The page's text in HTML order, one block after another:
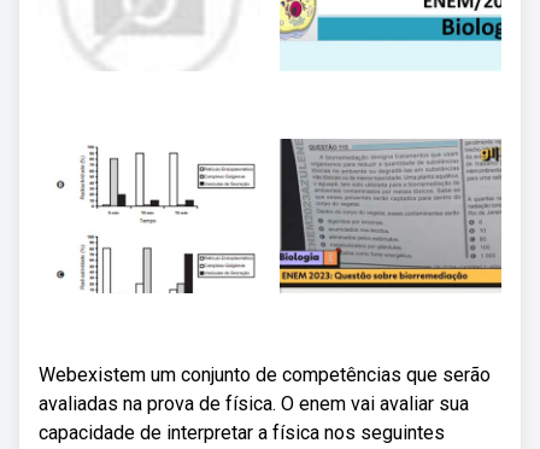
Webexistem um conjunto de competências que serão
avaliadas na prova de física. O enem vai avaliar sua
capacidade de interpretar a física nos seguintes